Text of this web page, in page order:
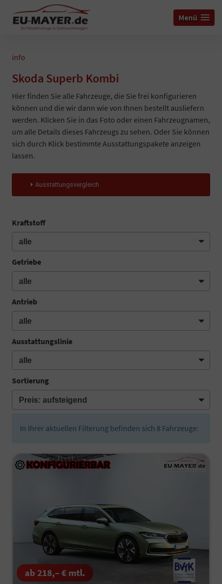
Menü
info
Skoda Superb Kombi
Hier finden Sie alle Fahrzeuge, die Sie frei konfigurieren
können und die wir dann wie von Ihnen bestellt ausliefern
werden. Klicken Sie in das Foto oder einen Fahrzeugnamen,
um alle Details dieses Fahrzeugs zu sehen. Oder Sie können
sich durch Klick bestimmte Ausstattungspakete anzeigen
lassen.
Ausstattungsvergleich
Kraftstoff
Getriebe
Antrieb
Ausstattungslinie
Sortierung
In Ihrer aktuellen Filterung befinden sich 8 Fahrzeuge:
ab 218,– € mtl.